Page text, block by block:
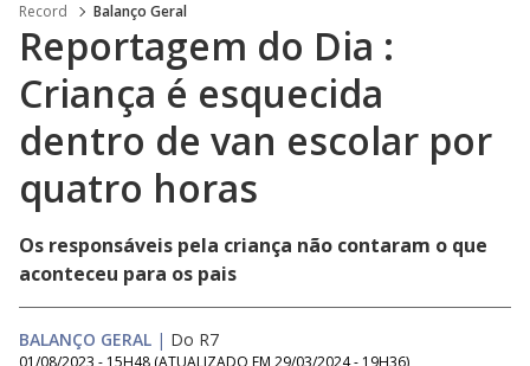
Record Balanço Geral
Reportagem do Dia :
Criança é esquecida
dentro de van escolar por
quatro horas
Os responsáveis pela criança não contaram o que
aconteceu para os pais
BALANÇO GERAL | Do R7
01/08/2023 - 15H48 (ATUALIZADO EM 29/03/2024 - 19H36)